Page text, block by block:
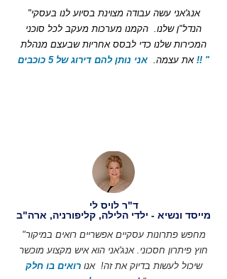
"אנג'אני עשה עבודה מצוינת בסיוע לנו בעסקי
הנדל"ן שלנו. הקמנו מערכות מעקב לכל סוכני
המכירות שלנו כדי לבסס אחריות שבעצם מנהלת
את עצמה.אני נותן להם דירוג של 5 כוכבים !! "
ד"ר לויס לי
מייסד ונשיא - ילדי הלילה, קליפורניה, ארה"ב
"מחפש פתרונות עסקיים אפשריים רואים במיקור
חוץ פיתרון חסכוני. אנג'אני הוא איש מקצוע מוכשר
שיכול לעשות בדיוק את זה! אנו רואים בו חלק